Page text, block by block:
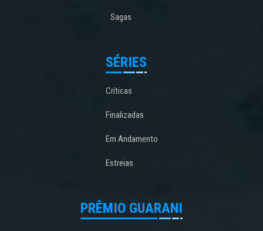
Sagas
SÉRIES
Críticas
Finalizadas
Em Andamento
Estreias
PRÊMIO GUARANI